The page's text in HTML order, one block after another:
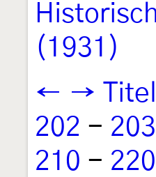
(1931)
← → Titel
202 - 203
210 - 220